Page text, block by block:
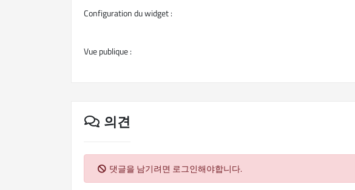
Configuration du widget :
Vue publique :
의견
댓글을 남기려면 로그인해야합니다.